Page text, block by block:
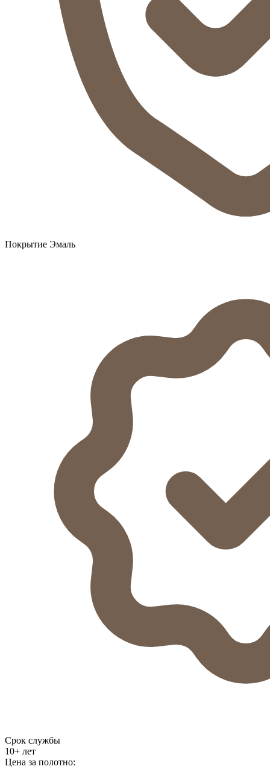
Покрытие Эмаль
Срок службы
10+ лет
Цена за полотно: